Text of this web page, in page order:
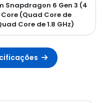
Snapdragon 6 Gen 3 (4
(Quad Core de
Core de 1.8 GHz)